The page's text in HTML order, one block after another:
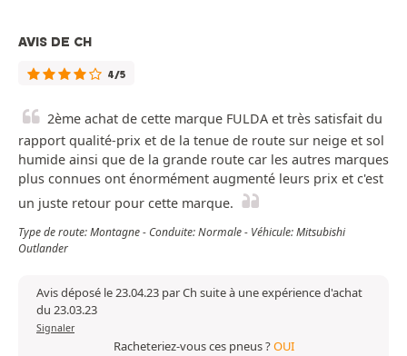
AVIS DE CH
4/5
2ème achat de cette marque FULDA et très satisfait du
rapport qualité-prix et de la tenue de route sur neige et sol
humide ainsi que de la grande route car les autres marques
plus connues ont énormément augmenté leurs prix et c'est
un juste retour pour cette marque.
Type de route: Montagne - Conduite: Normale - Véhicule: Mitsubishi
Outlander
Avis déposé le 23.04.23 par Ch suite à une expérience d'achat
du 23.03.23
Signaler
Racheteriez-vous ces pneus ?OUI